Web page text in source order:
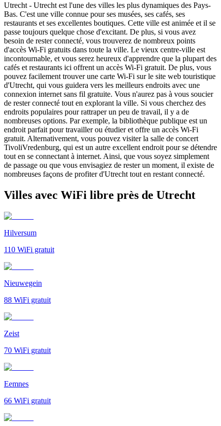
Utrecht - Utrecht est l'une des villes les plus dynamiques des Pays-
Bas. C'est une ville connue pour ses musées, ses cafés, ses
restaurants et ses excellentes boutiques. Cette ville est animée et il se
passe toujours quelque chose d'excitant. De plus, si vous avez
besoin de rester connecté, vous trouverez de nombreux points
d'accès Wi-Fi gratuits dans toute la ville. Le vieux centre-ville est
incontournable, et vous serez heureux d'apprendre que la plupart des
cafés et restaurants ici offrent un accès Wi-Fi gratuit. De plus, vous
pouvez facilement trouver une carte Wi-Fi sur le site web touristique
d'Utrecht, qui vous guidera vers les meilleurs endroits avec une
connexion internet sans fil gratuite. Vous n'aurez pas à vous soucier
de rester connecté tout en explorant la ville. Si vous cherchez des
endroits populaires pour rattraper un peu de travail, il y a de
nombreuses options. Par exemple, la bibliothèque publique est un
endroit parfait pour travailler ou étudier et offre un accès Wi-Fi
gratuit. Alternativement, vous pouvez visiter la salle de concert
TivoliVredenburg, qui est un autre excellent endroit pour se détendre
tout en se connectant à internet. Ainsi, que vous soyez simplement
de passage ou que vous envisagiez de rester un moment, il existe de
nombreuses façons de profiter d'Utrecht tout en restant connecté.
Villes avec WiFi libre près de Utrecht
Hilversum
110 WiFi gratuit
Nieuwegein
88 WiFi gratuit
Zeist
70 WiFi gratuit
Eemnes
66 WiFi gratuit